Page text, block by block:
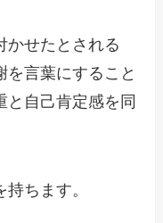
かせたとされる
を言葉にすること
と自己肯定感を同
ちます。